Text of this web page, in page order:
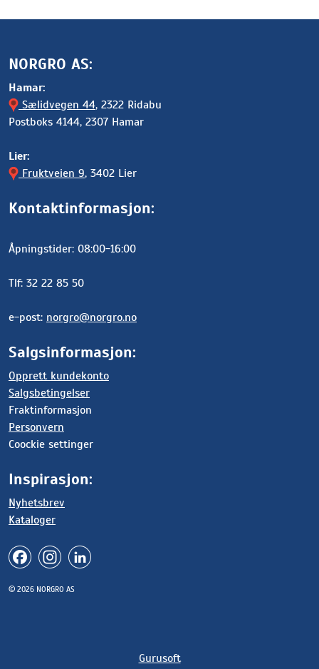
NORGRO AS:
Hamar:
Sælidvegen 44, 2322 Ridabu
Postboks 4144, 2307 Hamar
Lier:
Fruktveien 9, 3402 Lier
Kontaktinformasjon:
Åpningstider: 08:00-16:00
Tlf: 32 22 85 50
e-post: norgro@norgro.no
Salgsinformasjon:
Opprett kundekonto
Salgsbetingelser
Fraktinformasjon
Personvern
Coockie settinger
Inspirasjon:
Nyhetsbrev
Kataloger
© 2026 NORGRO AS
Gurusoft